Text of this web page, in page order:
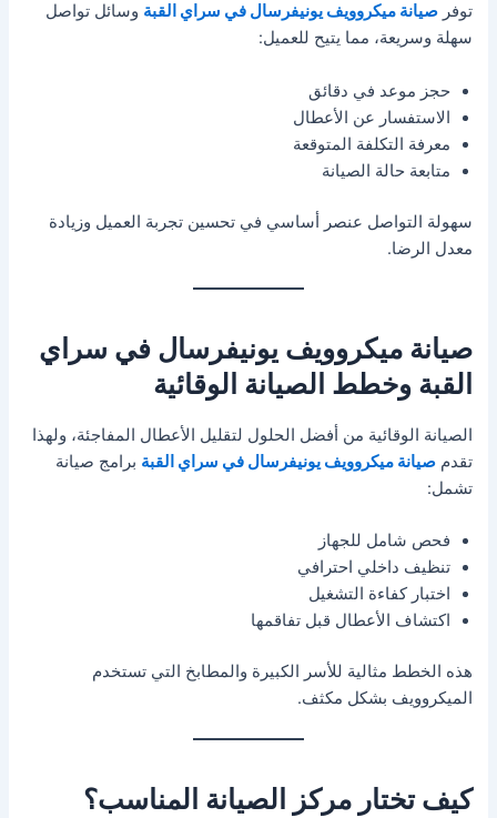
توفرصيانة ميكروويف يونيفرسال في سراي القبة وسائل تواصل
سهلة وسريعة، مما يتيح للعميل:
حجز موعد في دقائق
الاستفسار عن الأعطال
معرفة التكلفة المتوقعة
متابعة حالة الصيانة
سهولة التواصل عنصر أساسي في تحسين تجربة العميل وزيادة
معدل الرضا.
صيانة ميكروويف يونيفرسال في سراي
القبة وخطط الصيانة الوقائية
الصيانة الوقائية من أفضل الحلول لتقليل الأعطال المفاجئة، ولهذا
تقدمصيانة ميكروويف يونيفرسال في سراي القبة برامج صيانة
تشمل:
فحص شامل للجهاز
تنظيف داخلي احترافي
اختبار كفاءة التشغيل
اكتشاف الأعطال قبل تفاقمها
هذه الخطط مثالية للأسر الكبيرة والمطابخ التي تستخدم
الميكروويف بشكل مكثف.
كيف تختار مركز الصيانة المناسب؟